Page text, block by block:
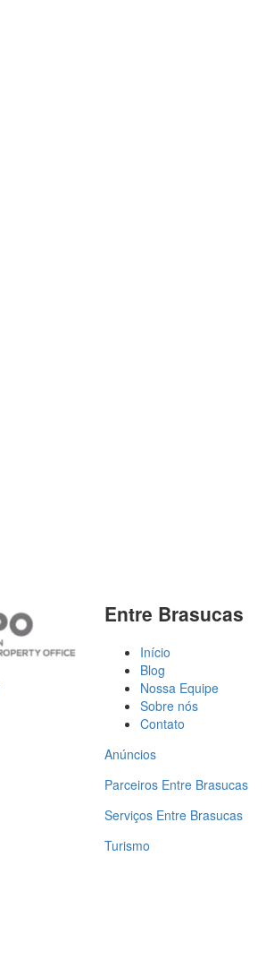
Entre Brasucas
Início
Blog
Nossa Equipe
Sobre nós
Contato
Anúncios
Parceiros Entre Brasucas
Serviços Entre Brasucas
Turismo